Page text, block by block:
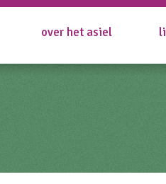
over het asiel